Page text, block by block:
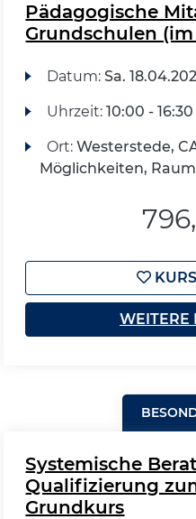
Pädagogische
Grundschulen
Datum: Sa.
Uhrzeit: 10:00 -
Ort: Westerstede,
Möglichkeiten,
WEITERE
Systemische
Qualifizierung
Grundkurs